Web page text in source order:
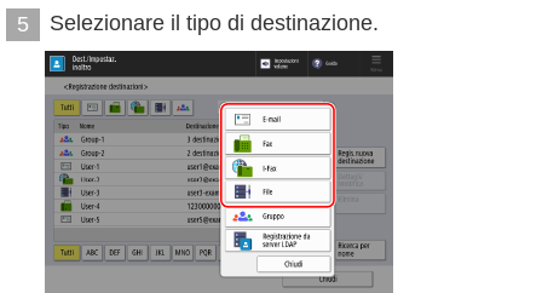
5 Selezionare il tipo di destinazione.